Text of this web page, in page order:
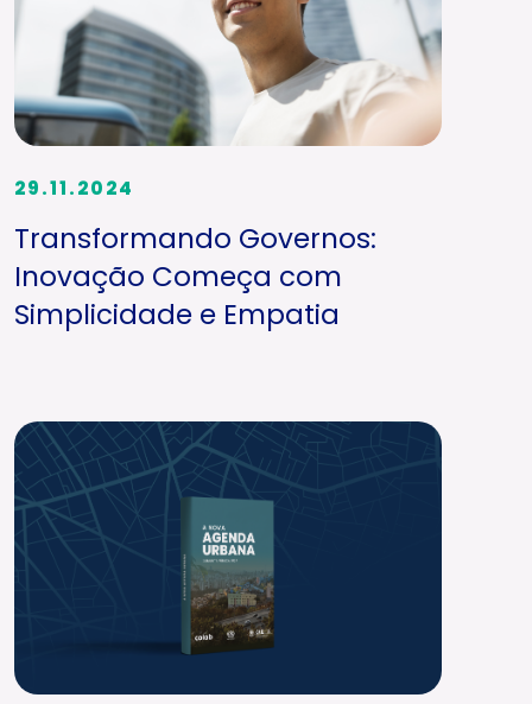
29.11.2024
Transformando Governos:
Inovação Começa com
Simplicidade e Empatia